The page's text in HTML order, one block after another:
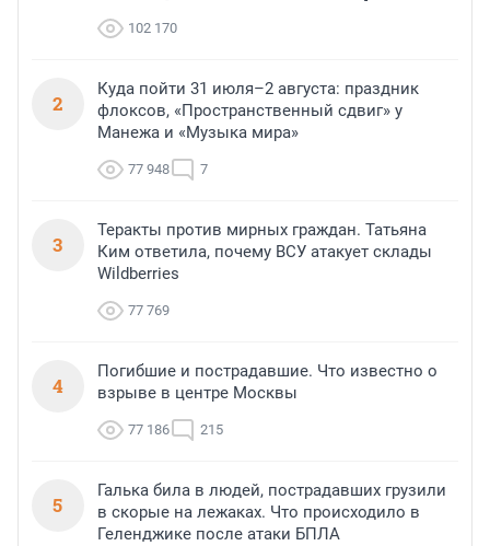
102 170
2
Куда пойти 31 июля–2 августа: праздник
флоксов, «Пространственный сдвиг» у
Манежа и «Музыка мира»
77 948 7
3
Теракты против мирных граждан. Татьяна
Ким ответила, почему ВСУ атакует склады
Wildberries
77 769
4
Погибшие и пострадавшие. Что известно о
взрыве в центре Москвы
77 186 215
5
Галька била в людей, пострадавших грузили
в скорые на лежаках. Что происходило в
Геленджике после атаки БПЛА